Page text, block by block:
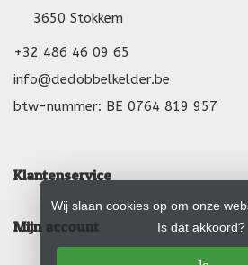
3650 Stokkem
+32 486 46 09 65
info@dedobbelkelder.be
btw-nummer: BE 0764 819 957
Klantenservice
Mijn account
Wij slaan cookies op om onze
Is dat akkoord?